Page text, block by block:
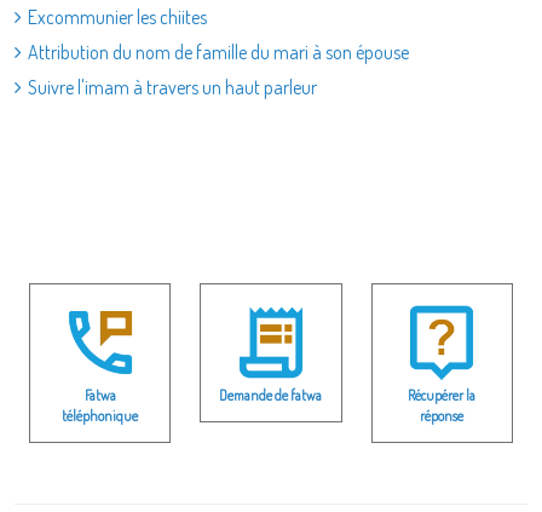
Excommunier les chiites
Attribution du nom de famille du mari à son épouse
Suivre l'imam à travers un haut parleur
Fatwa
téléphonique
Demande de fatwa
Récupérer la
réponse